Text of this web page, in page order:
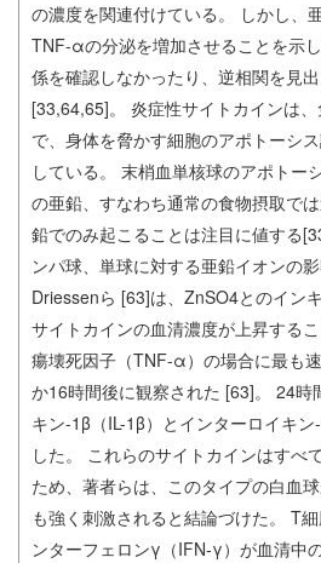
の濃度を関連付けている。 しかし、
TNF-αの分泌を増加させることを示
係を確認しなかったり、逆相関を見
[33,64,65]。 炎症性サイトカインは
で、身体を脅かす細胞のアポトーシ
している。 末梢血単核球のアポトー
の亜鉛、すなわち通常の食物摂取で
鉛でのみ起こることは注目に値する
ンパ球、単球に対する亜鉛イオンの影
Driessenら [63]は、ZnSO4とのイン
サイトカインの血清濃度が上昇する
瘍壊死因子（TNF-α）の場合に最も
か16時間後に観察された [63]。 24時
キン-1β（IL-1β）とインターロイキ
した。 これらのサイトカインはすべ
ため、著者らは、このタイプの白血
も強く刺激されると結論づけた。 T
ンターフェロンγ（IFN-γ）が血清中